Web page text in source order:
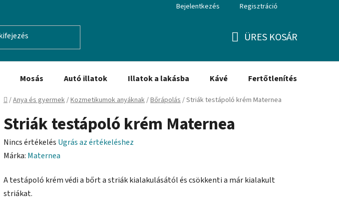
Bejelentkezés Regisztráció
ÜRES KOSÁR
Mosás Autó illatok Illatok a lakásba Kávé Fertőtlenítés
Kezdőlap
/Anya és gyermek/Kozmetikumok anyáknak/Bőrápolás/Striák testápoló krém Maternea
Striák testápoló krém Maternea
A
termék
értékelése
5-
Nincs értékelés Ugrás az értékeléshez
Márka: Maternea
A testápoló krém védi a bőrt a striák kialakulásától és csökkenti a már kialakult
striákat.